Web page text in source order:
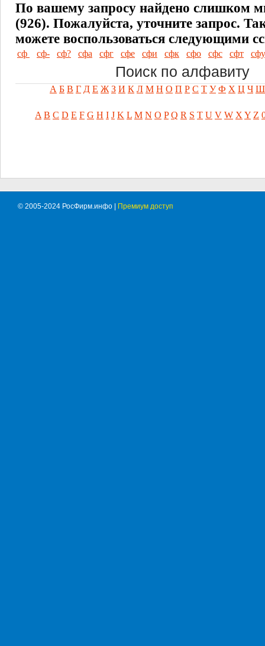
По вашему запросу найдено слишком
(926). Пожалуйста, уточните запрос.
можете воспользоваться следующими
сф сф- сф? сфа сфг сфе сфи сфк сфо сфс сфт сфу
Поиск по алфавиту
А Б В Г Д Е Ж З И К Л М Н О П Р С Т У Ф Х Ц Ч Ш
A B C D E F G H I J K L M N O P Q R S T U V W X Y Z
© 2005-2024 РосФирм.инфо | Премиум доступ